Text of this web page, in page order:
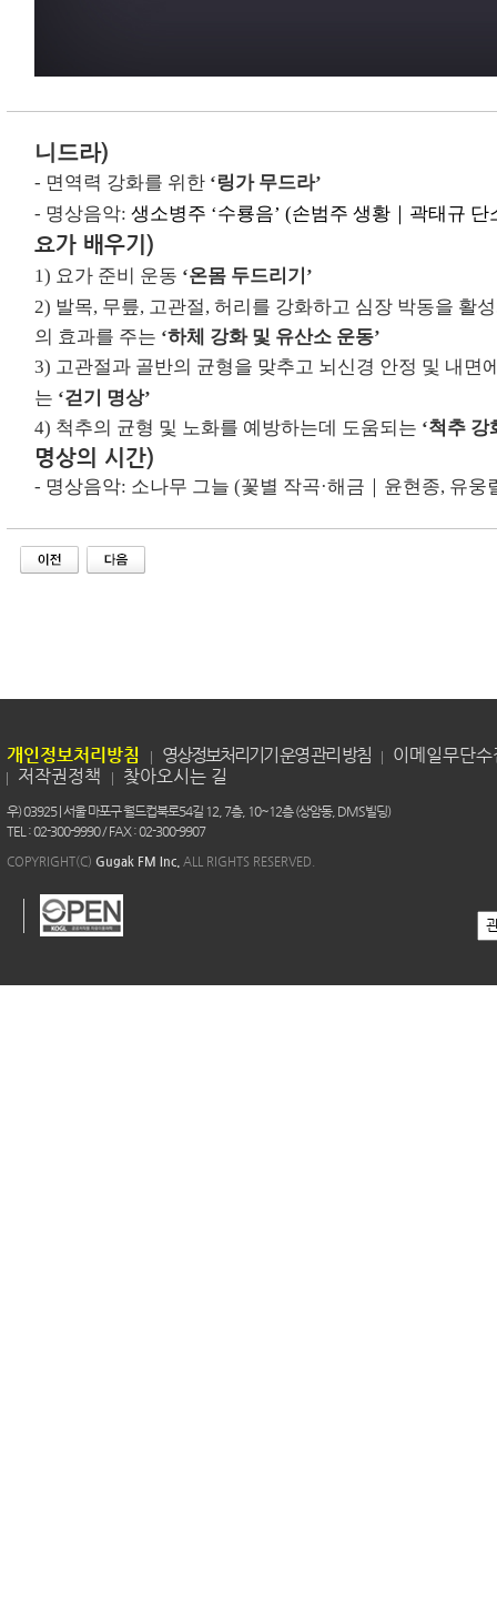
니드라)
- 면역력 강화를 위한 ‘링가 무드라’
- 명상음악:생소병주 ‘수룡음’(손범주 생황 ｜ 곽태규 단
요가 배우기 )
1) 요가 준비 운동 ‘온몸 두드리기’
2) 발목, 무릎, 고관절 ,허리를 강화하고 심장 박동을 활
의 효과를 주는 ‘하체 강화 및 유산소 운동’
3) 고관절과 골반의 균형을 맞추고 뇌신경 안정 및 내면
는 ‘걷기 명상’
4) 척추의 균형 및 노화를 예방하는데 도움되는 ‘척추 강
명상의 시간)
- 명상음악: 소나무 그늘 (꽃별 작곡·해금 ｜ 윤현종, 유웅
개인정보처리방침 영상정보처리기기 운영 관리 방침
이메일무단
저작권정책
찾아오시는 길
우) 03925 | 서울 마포구 월드컵북로54길 12, 7층, 10~12층 (상암동, DMS빌딩)
TEL : 02-300-9990 / FAX : 02-300-9907
COPYRIGHT(C) Gugak FM Inc. ALL RIGHTS RESERVED.